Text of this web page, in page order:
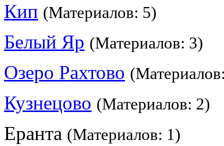
Кип (Материалов: 5)
Белый Яр (Материалов: 3)
Озеро Рахтово
Кузнецово (Материалов: 2)
Еранта (Материалов: 1)